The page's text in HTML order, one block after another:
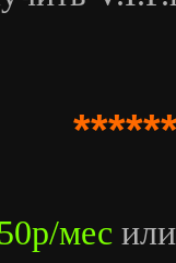
мес